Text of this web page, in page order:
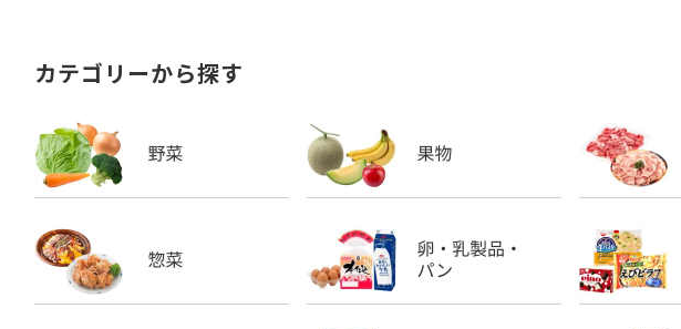
カテゴリーから探す